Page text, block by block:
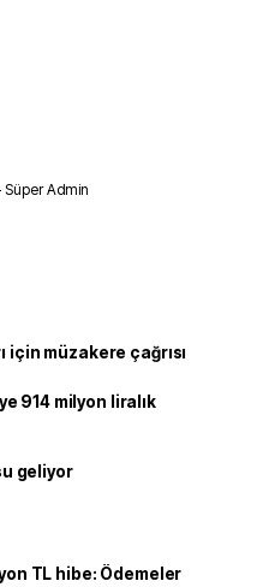
Süper Admin
için müzakere çağrısı
914 milyon liralık
geliyor
TL hibe: Ödemeler